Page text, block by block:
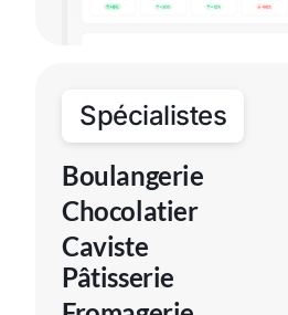
Spécialistes
Boulangerie
Chocolatier
Caviste
Pâtisserie